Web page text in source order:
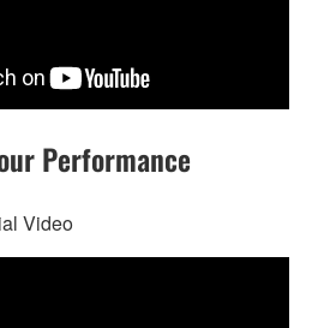
Performance
Video